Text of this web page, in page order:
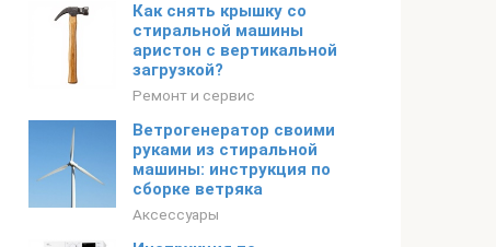
Как снять крышку со
стиральной машины
аристон с вертикальной
загрузкой?
Ремонт и сервис
Ветрогенератор своими
руками из стиральной
машины: инструкция по
сборке ветряка
Аксессуары